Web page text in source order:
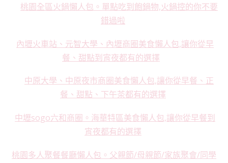
桃園全區火鍋懶人包。單點吃到飽鍋物,火鍋控的你不要
錯過啦
內壢火車站、元智大學、內壢商圈美食懶人包,讓你從早
餐、甜點到宵夜都有的選擇
中原大學、中原夜市商圈美食懶人包,讓你從早餐、正
餐、甜點、下午茶都有的選擇
中壢sogo六和商圈。海華特區美食懶人包,讓你從早餐到
宵夜都有的選擇
桃園多人聚餐餐廳懶人包。父親節/母親節/家族聚會/同學